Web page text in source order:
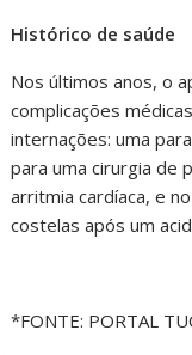
Histórico de saúde
Nos últimos anos, o
complicações
internações: uma
para uma cirurgia de
arritmia cardíaca, e
costelas após um
*FONTE: PORTAL